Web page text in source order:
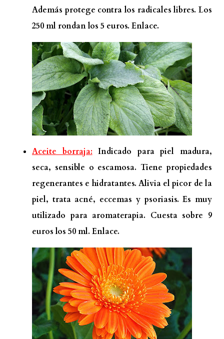
Además protege contra los radicales libres. Los
250 ml rondan los 5 euros. Enlace.
Aceite borraja: Indicado para piel madura,
seca, sensible o escamosa. Tiene propiedades
regenerantes e hidratantes. Alivia el picor de la
piel, trata acné, eccemas y psoriasis. Es muy
utilizado para aromaterapia. Cuesta sobre 9
euros los 50 ml. Enlace.